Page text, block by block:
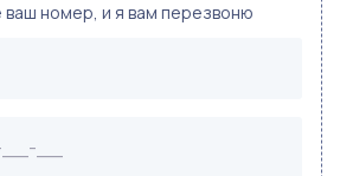
ваш номер, и я вам перезвоню